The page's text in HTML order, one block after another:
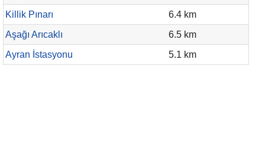
Killik Pınarı
6.4 km
Aşağı Arıcaklı
6.5 km
Ayran İstasyonu
5.1 km